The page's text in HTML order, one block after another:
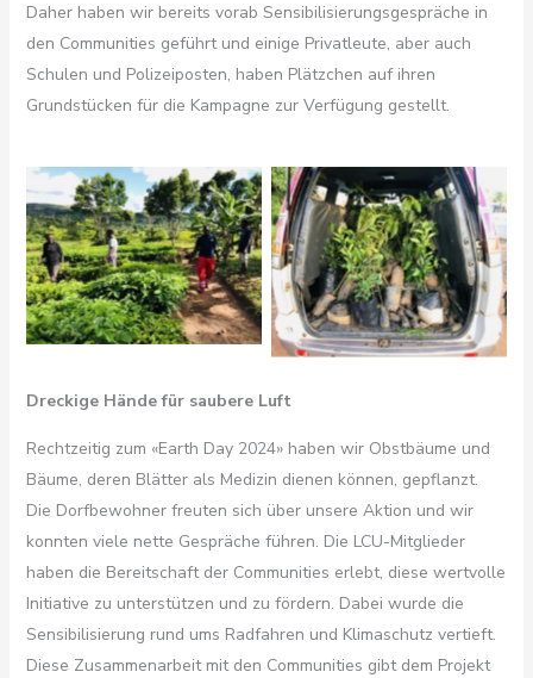
Daher haben wir bereits vorab Sensibilisierungsgespräche in
den Communities geführt und einige Privatleute, aber auch
Schulen und Polizeiposten, haben Plätzchen auf ihren
Grundstücken für die Kampagne zur Verfügung gestellt.
Dreckige Hände für saubere Luft
Rechtzeitig zum «Earth Day 2024» haben wir Obstbäume und
Bäume, deren Blätter als Medizin dienen können, gepflanzt.
Die Dorfbewohner freuten sich über unsere Aktion und wir
konnten viele nette Gespräche führen. Die LCU-Mitglieder
haben die Bereitschaft der Communities erlebt, diese wertvolle
Initiative zu unterstützen und zu fördern. Dabei wurde die
Sensibilisierung rund ums Radfahren und Klimaschutz vertieft.
Diese Zusammenarbeit mit den Communities gibt dem Projekt